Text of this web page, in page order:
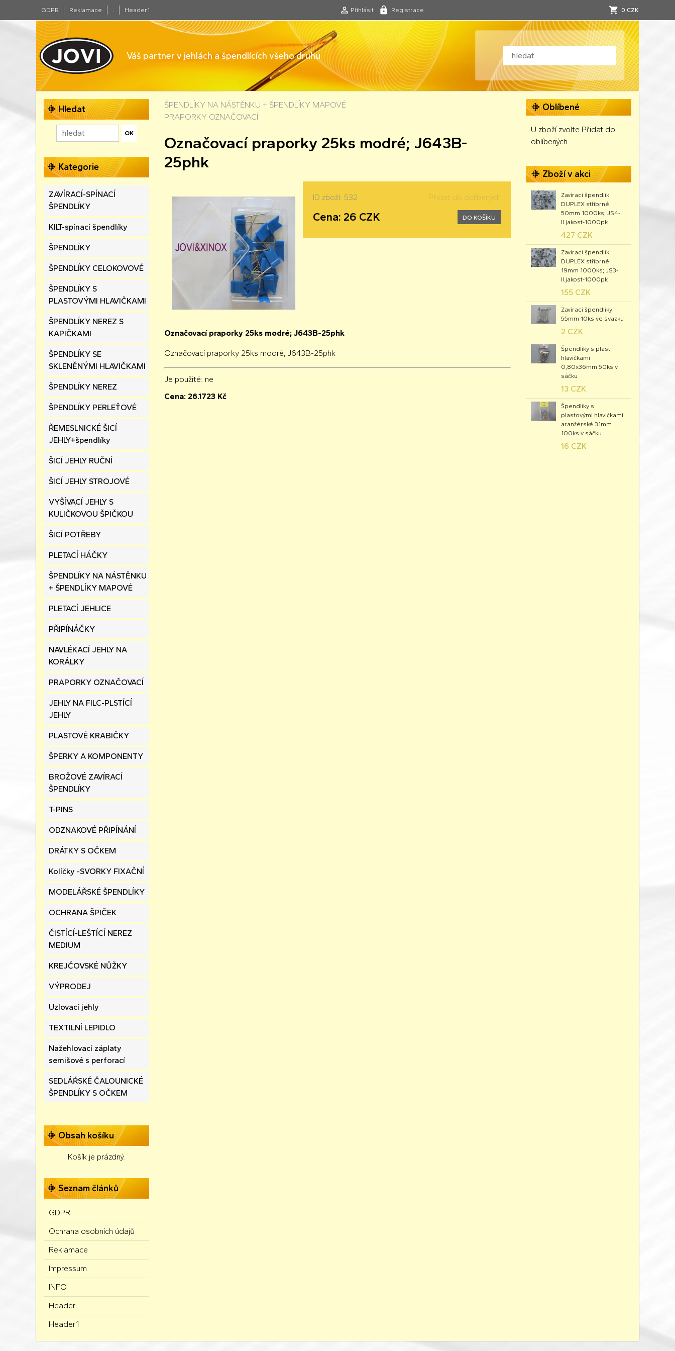
GDPR Reklamace . Header1 Přihlásit Registrace 0 CZK
Váš partner v jehlách a špendlících všeho druhu
Hledat
Kategorie
ZAVÍRACÍ-SPÍNACÍ
ŠPENDLÍKY
KILT-spínací špendlíky
ŠPENDLÍKY
ŠPENDLÍKY CELOKOVOVÉ
ŠPENDLÍKY S
PLASTOVÝMI HLAVIČKAMI
ŠPENDLÍKY NEREZ S
KAPIČKAMI
ŠPENDLÍKY SE
SKLENĚNÝMI HLAVIČKAMI
ŠPENDLÍKY NEREZ
ŠPENDLÍKY PERLEŤOVÉ
ŘEMESLNICKÉ ŠICÍ
JEHLY+špendlíky
ŠICÍ JEHLY RUČNÍ
ŠICÍ JEHLY STROJOVÉ
VYŠÍVACÍ JEHLY S
KULIČKOVOU ŠPIČKOU
ŠICÍ POTŘEBY
PLETACÍ HÁČKY
ŠPENDLÍKY NA NÁSTĚNKU
+ ŠPENDLÍKY MAPOVÉ
PLETACÍ JEHLICE
PŘIPÍNÁČKY
NAVLÉKACÍ JEHLY NA
KORÁLKY
PRAPORKY OZNAČOVACÍ
JEHLY NA FILC-PLSTÍCÍ
JEHLY
PLASTOVÉ KRABIČKY
ŠPERKY A KOMPONENTY
BROŽOVÉ ZAVÍRACÍ
ŠPENDLÍKY
T-PINS
ODZNAKOVÉ PŘIPÍNÁNÍ
DRÁTKY S OČKEM
Kolíčky -SVORKY FIXAČNÍ
MODELÁŘSKÉ ŠPENDLÍKY
OCHRANA ŠPIČEK
ČISTÍCÍ-LEŠTÍCÍ NEREZ
MEDIUM
KREJČOVSKÉ NŮŽKY
VÝPRODEJ
Uzlovací jehly
TEXTILNÍ LEPIDLO
Nažehlovací záplaty
semišové s perforací
SEDLÁŔSKÉ ČALOUNICKÉ
ŠPENDLÍKY S OČKEM
Obsah košíku
Košík je prázdný.
Seznam článků
GDPR
Ochrana osobních údajů
Reklamace
Impressum
INFO
Header
Header1
ŠPENDLÍKY NA NÁSTĚNKU + ŠPENDLÍKY MAPOVÉ
PRAPORKY OZNAČOVACÍ
Označovací praporky 25ks modré; J643B-
25phk
ID zboží: 532 Přidat do oblíbených
Cena: 26 CZK DO KOŠÍKU
Označovací praporky 25ks modré; J643B-25phk
Označovací praporky 25ks modré; J643B-25phk
Je použité: ne
Cena: 26.1723 Kč
Oblíbené
U zboží zvolte Přidat do
oblíbených.
Zboží v akci
Zavírací špendlík
DUPLEX stříbrné
50mm 1000ks; JS4-
II.jakost-1000pk
427 CZK
Zavírací špendlík
DUPLEX stříbrné
19mm 1000ks; JS3-
II.jakost-1000pk
155 CZK
Zavírací špendlíky
55mm 10ks ve svazku
2 CZK
Špendlíky s plast.
hlavičkami
0,80x36mm 50ks v
sáčku
13 CZK
Špendlíky s
plastovými hlavičkami
aranžérské 31mm
100ks v sáčku
16 CZK